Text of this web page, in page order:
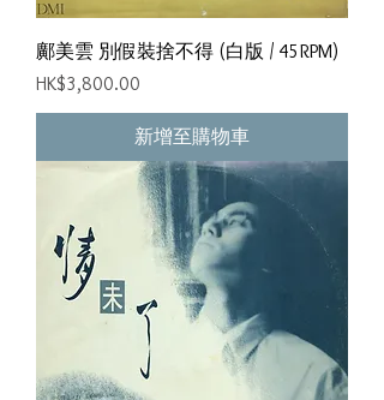
鄺美雲 別假裝捨不得 (白版 / 45RPM)
價格
HK$3,800.00
新增至購物車